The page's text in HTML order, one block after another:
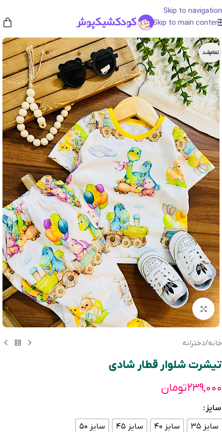
Skip to navigation
Skip to main content
تمام‌شد
بزرگنمایی تصویر
خانه/دخترانه
تیشرت شلوار قطار شادی
۲۳۹,۰۰۰تومان
سایز
سایز ۳۵
سایز ۴۰ سایز ۴۵ سایز ۵۰